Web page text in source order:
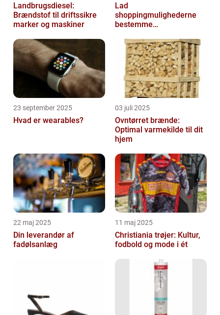
Landbrugsdiesel:
Brændstof til driftssikre
marker og maskiner
Lad
shoppingmulighederne
bestemme
23 september 2025
Hvad er wearables?
03 juli 2025
Ovntørret brænde:
Optimal varmekilde til dit
hjem
22 maj 2025
Din leverandør af
fadølsanlæg
11 maj 2025
Christiania trøjer: Kultur,
fodbold og mode i ét